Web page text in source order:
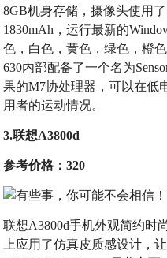
8GB机身存储，摄像头使用
1830mAh，运行最新的
色，白色，黄色，绿色，橙
630内部配备了一个名为
果的M7协处理器，可以在低
用者的运动情况。
3.联想A3800d
参考价格：320
联想A3800d手机外观简约时
上应用了仿真皮质感设计，